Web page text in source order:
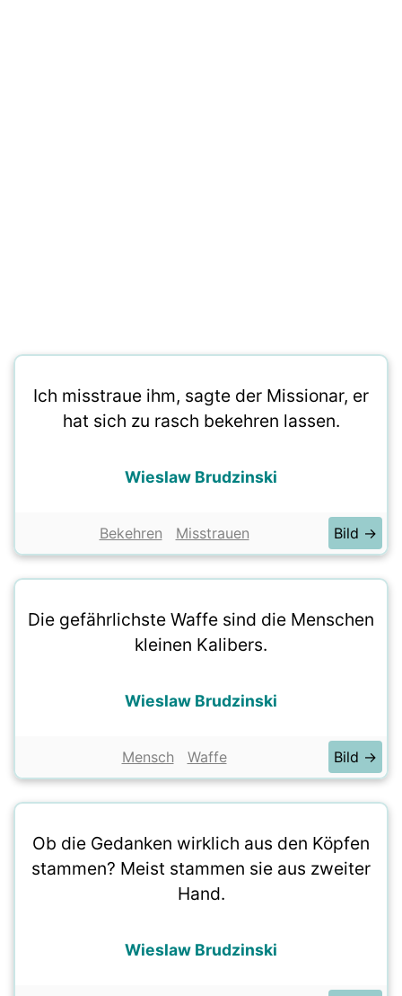
Ich misstraue ihm, sagte der Missionar, er
hat sich zu rasch bekehren lassen.
Wieslaw Brudzinski
Bekehren Misstrauen Bild →
Die gefährlichste Waffe sind die Menschen
kleinen Kalibers.
Wieslaw Brudzinski
Mensch Waffe Bild →
Ob die Gedanken wirklich aus den Köpfen
stammen? Meist stammen sie aus zweiter
Hand.
Wieslaw Brudzinski